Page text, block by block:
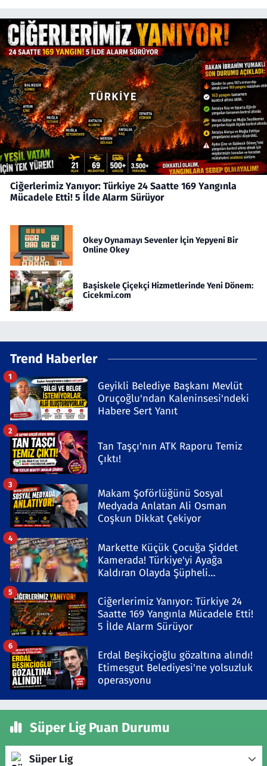
Ciğerlerimiz Yanıyor: Türkiye 24 Saatte 169 Yangınla
Mücadele Etti! 5 İlde Alarm Sürüyor
Okey Oynamayı Sevenler İçin Yepyeni Bir
Online Okey
Başiskele Çiçekçi Hizmetlerinde Yeni Dönem:
Cicekmi.com
Trend Haberler
Geyikli Belediye Başkanı Mevlüt
Oruçoğlu'ndan Kaleninsesi'ndeki
Habere Sert Yanıt
1
Tan Taşçı'nın ATK Raporu Temiz
Çıktı!
2
Makam Şoförlüğünü Sosyal
Medyada Anlatan Ali Osman
Coşkun Dikkat Çekiyor
3
Markette Küçük Çocuğa Şiddet
Kamerada! Türkiye'yi Ayağa
Kaldıran Olayda Şüpheli
4
Ciğerlerimiz Yanıyor: Türkiye 24
Saatte 169 Yangınla Mücadele Etti!
5 İlde Alarm Sürüyor
5
Erdal Beşikçioğlu gözaltına alındı!
Etimesgut Belediyesi'ne yolsuzluk
operasyonu
6
Süper Lig Puan Durumu
Süper Lig